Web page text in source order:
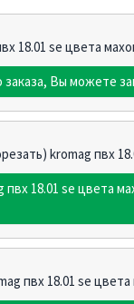
18.01 sе цвета
Вы можете
kromag пвх
пвх 18.01 sе цвета
пвх 18.01 sе цвета